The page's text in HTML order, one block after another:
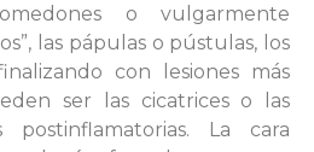
o vulgarmente
las pápulas o pústulas, los
con lesiones más
ser las cicatrices o las
postinflamatorias. La cara